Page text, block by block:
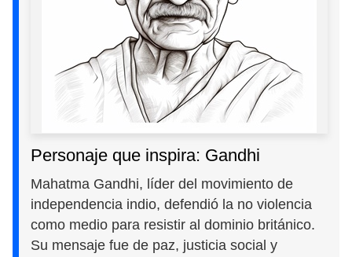
Personaje que inspira: Gandhi
Mahatma Gandhi, líder del movimiento de
independencia indio, defendió la no violencia
como medio para resistir al dominio británico.
Su mensaje fue de paz, justicia social y